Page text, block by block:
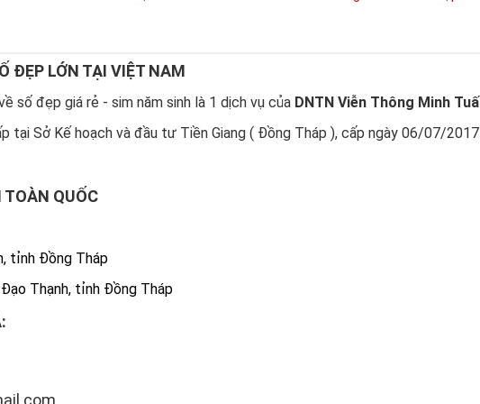
ĐẸP LỚN TẠI VIỆT NAM
số đẹp giá rẻ - sim năm sinh là 1 dịch vụ của DNTN Viễn Thông Minh
tại Sở Kế hoạch và đầu tư Tiền Giang ( Đồng Tháp ), cấp ngày 06/07/2017
TOÀN QUỐC
tỉnh Đồng Tháp
Thạnh, tỉnh Đồng Tháp